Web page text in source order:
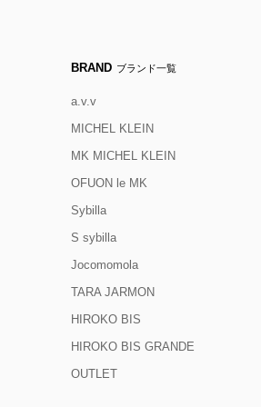
BRAND ブランド一覧
a.v.v
MICHEL KLEIN
MK MICHEL KLEIN
OFUON le MK
Sybilla
S sybilla
Jocomomola
TARA JARMON
HIROKO BIS
HIROKO BIS GRANDE
OUTLET